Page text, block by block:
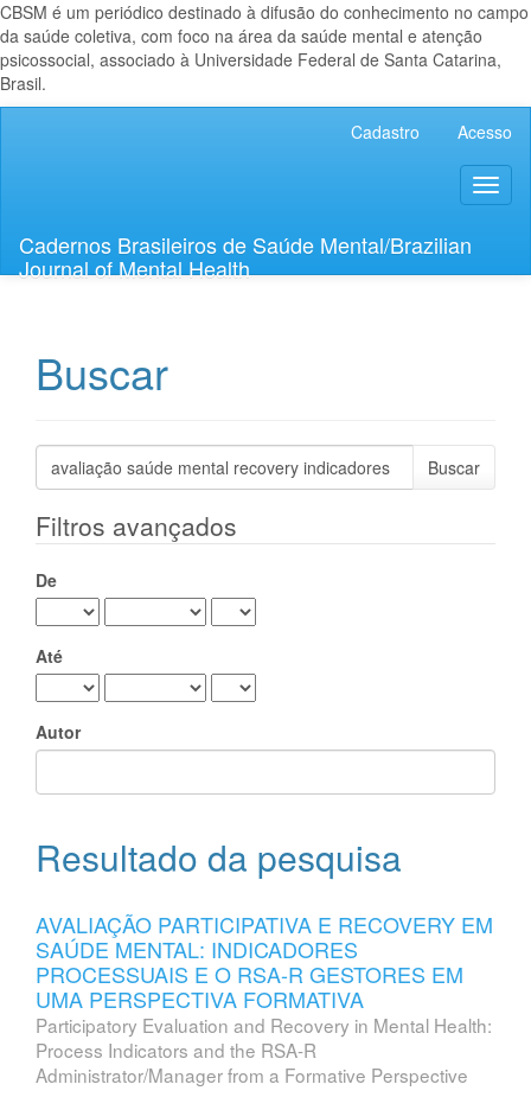
CBSM é um periódico destinado à difusão do conhecimento no campo
da saúde coletiva, com foco na área da saúde mental e atenção
psicossocial, associado à Universidade Federal de Santa Catarina,
Brasil.
Lateral
Cadastro Acesso
Cadernos Brasileiros de Saúde Mental/Brazilian
Journal of Mental Health
Buscar
Pesquisar
termo
Filtros avançados
De
Até
Autor
Resultado da pesquisa
AVALIAÇÃO PARTICIPATIVA E RECOVERY EM
SAÚDE MENTAL: INDICADORES
PROCESSUAIS E O RSA-R GESTORES EM
UMA PERSPECTIVA FORMATIVA
Participatory Evaluation and Recovery in Mental Health:
Process Indicators and the RSA-R
Administrator/Manager from a Formative Perspective